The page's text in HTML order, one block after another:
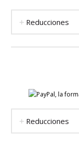
Reducciones
Reducciones